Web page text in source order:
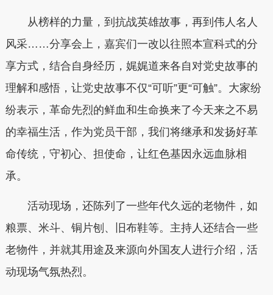
从榜样的力量，到抗战英雄故事，再到伟人名人
风采……分享会上，嘉宾们一改以往照本宣科式的分
享方式，结合自身经历，娓娓道来各自对党史故事的
理解和感悟，让党史故事不仅“可听”更“可触”。大家纷
纷表示，革命先烈的鲜血和生命换来了今天来之不易
的幸福生活，作为党员干部，我们将继承和发扬好革
命传统，守初心、担使命，让红色基因永远血脉相
承。
活动现场，还陈列了一些年代久远的老物件，如
粮票、米斗、铜片刨、旧布鞋等。主持人还结合一些
老物件，并就其用途及来源向外国友人进行介绍，活
动现场气氛热烈。